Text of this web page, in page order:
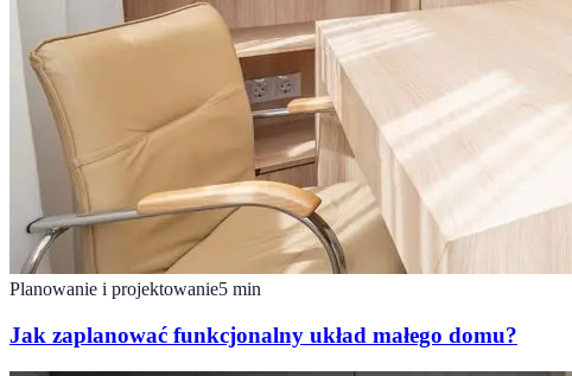
Planowanie i projektowanie5 min
Jak zaplanować funkcjonalny układ małego domu?